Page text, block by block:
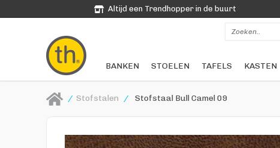
Altijd een Trendhopper in de buurt
BANKEN STOELEN TAFELS KASTEN
/ Stofstalen / Stofstaal Bull Camel 09